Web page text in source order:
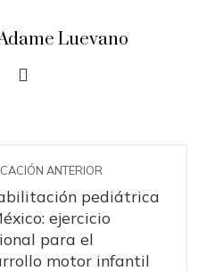
Luevano
ANTERIOR
pediátrica
ejercicio
para el
motor infantil